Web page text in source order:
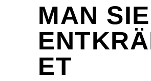
MAN SIE
ET